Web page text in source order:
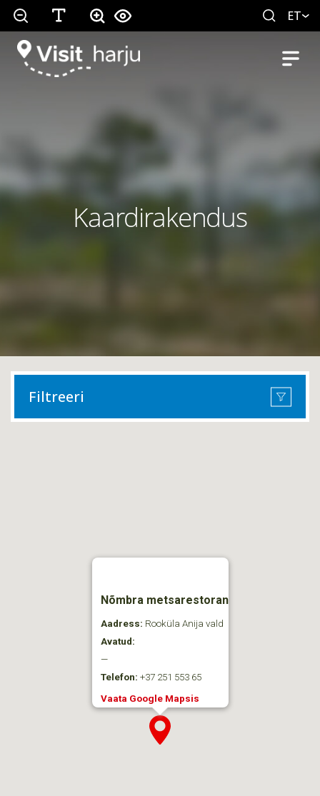
ET
Kaardirakendus
Filtreeri
Nõmbra metsarestoran
Aadress: Rooküla Anija vald
Avatud:
—
Telefon: +37 251 553 65
Vaata Google Mapsis